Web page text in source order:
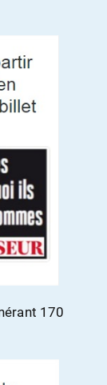
170